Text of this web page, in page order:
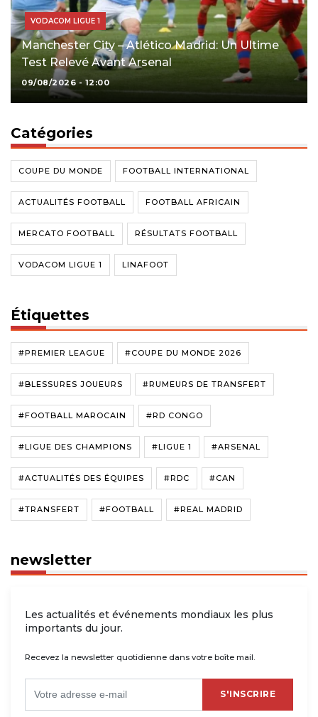
VODACOM LIGUE 1
Manchester City – Atlético Madrid: Un Ultime
Test Relevé Avant Arsenal
09/08/2026 - 12:00
Catégories
COUPE DU MONDE FOOTBALL INTERNATIONAL
ACTUALITÉS FOOTBALL FOOTBALL AFRICAIN
MERCATO FOOTBALL RÉSULTATS FOOTBALL
VODACOM LIGUE 1 LINAFOOT
Étiquettes
#PREMIER LEAGUE #COUPE DU MONDE 2026
#BLESSURES JOUEURS #RUMEURS DE TRANSFERT
#FOOTBALL MAROCAIN #RD CONGO
#LIGUE DES CHAMPIONS #LIGUE 1 #ARSENAL
#ACTUALITÉS DES ÉQUIPES #RDC #CAN
#TRANSFERT #FOOTBALL #REAL MADRID
newsletter
Les actualités et événements mondiaux les plus
importants du jour.
Recevez la newsletter quotidienne dans votre boîte mail.
S'INSCRIRE